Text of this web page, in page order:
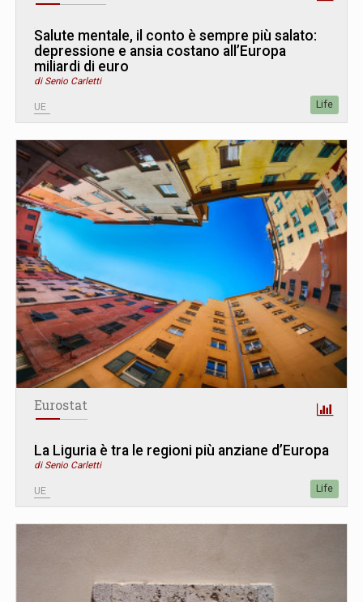
Salute mentale, il conto è sempre più salato:
depressione e ansia costano all’Europa
miliardi di euro
di Senio Carletti
UE Life
Eurostat
La Liguria è tra le regioni più anziane d’Europa
di Senio Carletti
UE Life